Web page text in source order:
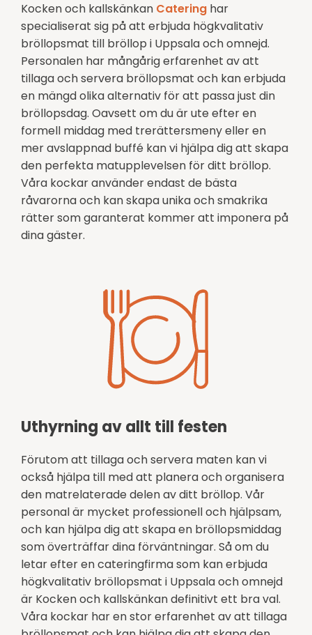
Kocken och kallskänkan Catering har
specialiserat sig på att erbjuda högkvalitativ
bröllopsmat till bröllop i Uppsala och omnejd.
Personalen har mångårig erfarenhet av att
tillaga och servera bröllopsmat och kan erbjuda
en mängd olika alternativ för att passa just din
bröllopsdag. Oavsett om du är ute efter en
formell middag med trerättersmeny eller en
mer avslappnad buffé kan vi hjälpa dig att skapa
den perfekta matupplevelsen för ditt bröllop.
Våra kockar använder endast de bästa
råvarorna och kan skapa unika och smakrika
rätter som garanterat kommer att imponera på
dina gäster.
Uthyrning av allt till festen
Förutom att tillaga och servera maten kan vi
också hjälpa till med att planera och organisera
den matrelaterade delen av ditt bröllop. Vår
personal är mycket professionell och hjälpsam,
och kan hjälpa dig att skapa en bröllopsmiddag
som överträffar dina förväntningar. Så om du
letar efter en cateringfirma som kan erbjuda
högkvalitativ bröllopsmat i Uppsala och omnejd
är Kocken och kallskänkan definitivt ett bra val.
Våra kockar har en stor erfarenhet av att tillaga